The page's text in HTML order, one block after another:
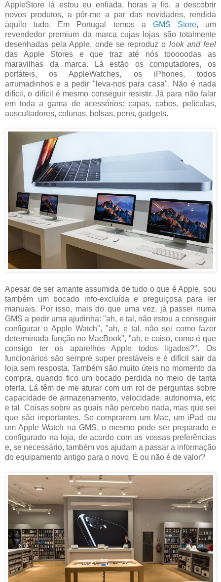
AppleStore lá estou eu enfiada, horas a fio, a descobrir
novos produtos, a pôr-me a par das novidades, rendida
àquilo tudo. Em Portugal temos a GMS Store, um
revendedor premium da marcacujas lojas são totalmente
desenhadas pela Apple, onde se reproduz o look and feel
das Apple Stores
e que traz até nós tooooodas as
maravilhas da marca. Lá estão os computadores, os
portáteis, os AppleWatches, os iPhones, todos
arrumadinhos e a pedir "leva-nos para casa". Não é nada
difícil, o difícil é mesmo conseguir resistir. Já para não falar
em toda a gama de acessórios: capas, cabos, películas,
auscultadores, colunas, bolsas, pens, gadgets.
Apesar de ser amante assumida de tudo o que é Apple, sou
também um bocado info-excluída e preguiçosa para ler
manuais. Por isso, mais do que uma vez, já passei numa
GMS a pedir uma ajudinha: "ah, e tal, não estou a conseguir
configurar o Apple Watch", "ah, e tal, não sei como fazer
determinada função no MacBook", "ah, e coiso, como é que
consigo ter os aparelhos Apple todos ligados?". Os
funcionários são sempre super prestáveis e é difícil sair da
loja sem resposta. Também são muito úteis no momento da
compra, quando fico um bocado perdida no meio de tanta
oferta. Lá têm de me aturar com um rol de perguntas sobre
capacidade de armazenamento, velocidade, autonomia, etc
e tal. Coisas sobre as quais não percebo nada, mas que sei
que são importantes. Se comprarem um Mac, um iPad ou
um Apple Watch na GMS, o mesmo pode ser preparado e
configurado na loja, de acordo com as vossas preferências
e, se necessário, também vos ajudam a passar a informação
do equipamento antigo para o novo. É ou não é de valor?